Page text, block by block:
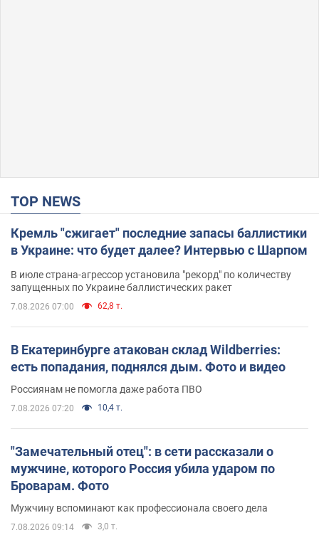
TOP NEWS
Кремль "сжигает" последние запасы баллистики
в Украине: что будет далее? Интервью с Шарпом
В июле страна-агрессор установила "рекорд" по количеству
запущенных по Украине баллистических ракет
7.08.2026 07:00 62,8 т.
В Екатеринбурге атакован склад Wildberries:
есть попадания, поднялся дым. Фото и видео
Россиянам не помогла даже работа ПВО
7.08.2026 07:20 10,4 т.
"Замечательный отец": в сети рассказали о
мужчине, которого Россия убила ударом по
Броварам. Фото
Мужчину вспоминают как профессионала своего дела
7.08.2026 09:14 3,0 т.